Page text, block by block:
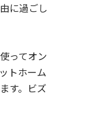
に過ごし
ってオン
トホーム
す。ビズ